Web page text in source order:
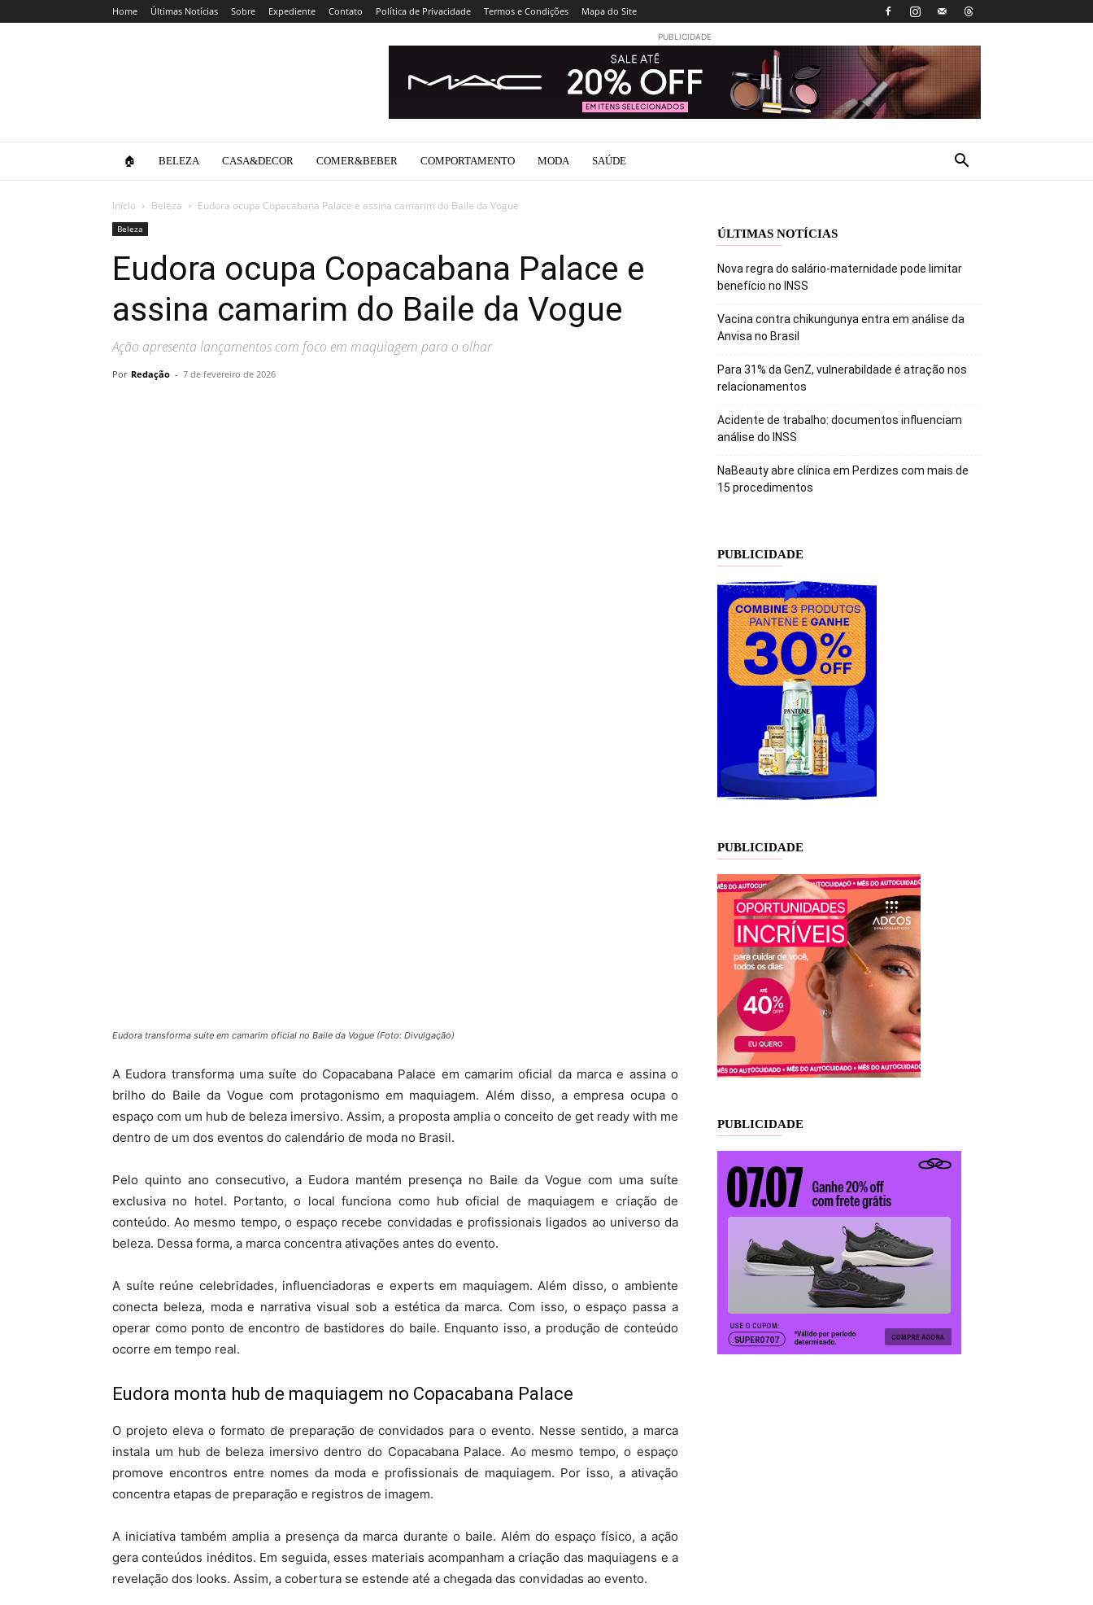
Home Últimas Notícias Sobre Expediente Contato Política de Privacidade Termos e Condições Mapa do Site
PUBLICIDADE
🏠 BELEZA CASA&DECOR COMER&BEBER COMPORTAMENTO MODA SAÚDE
Início Beleza Eudora ocupa Copacabana Palace e assina camarim do Baile da Vogue
Beleza
Eudora ocupa Copacabana Palace e
assina camarim do Baile da Vogue
Ação apresenta lançamentos com foco em maquiagem para o olhar
Por Redação - 7 de fevereiro de 2026
Eudora transforma suíte em camarim oficial no Baile da Vogue (Foto: Divulgação)
A Eudora transforma uma suíte do Copacabana Palace em camarim oficial da marca e assina o
brilho do Baile da Vogue com protagonismo em maquiagem. Além disso, a empresa ocupa o
espaço com um hub de beleza imersivo. Assim, a proposta amplia o conceito de get ready with me
dentro de um dos eventos do calendário de moda no Brasil.
Pelo quinto ano consecutivo, a Eudora mantém presença no Baile da Vogue com uma suíte
exclusiva no hotel. Portanto, o local funciona como hub oficial de maquiagem e criação de
conteúdo. Ao mesmo tempo, o espaço recebe convidadas e profissionais ligados ao universo da
beleza. Dessa forma, a marca concentra ativações antes do evento.
A suíte reúne celebridades, influenciadoras e experts em maquiagem. Além disso, o ambiente
conecta beleza, moda e narrativa visual sob a estética da marca. Com isso, o espaço passa a
operar como ponto de encontro de bastidores do baile. Enquanto isso, a produção de conteúdo
ocorre em tempo real.
Eudora monta hub de maquiagem no Copacabana Palace
O projeto eleva o formato de preparação de convidados para o evento. Nesse sentido, a marca
instala um hub de beleza imersivo dentro do Copacabana Palace. Ao mesmo tempo, o espaço
promove encontros entre nomes da moda e profissionais de maquiagem. Por isso, a ativação
concentra etapas de preparação e registros de imagem.
A iniciativa também amplia a presença da marca durante o baile. Além do espaço físico, a ação
gera conteúdos inéditos. Em seguida, esses materiais acompanham a criação das maquiagens e a
revelação dos looks. Assim, a cobertura se estende até a chegada das convidadas ao evento.
ÚLTIMAS NOTÍCIAS
Nova regra do salário-maternidade pode limitar
benefício no INSS
Vacina contra chikungunya entra em análise da
Anvisa no Brasil
Para 31% da GenZ, vulnerabildade é atração nos
relacionamentos
Acidente de trabalho: documentos influenciam
análise do INSS
NaBeauty abre clínica em Perdizes com mais de
15 procedimentos
PUBLICIDADE
PUBLICIDADE
PUBLICIDADE